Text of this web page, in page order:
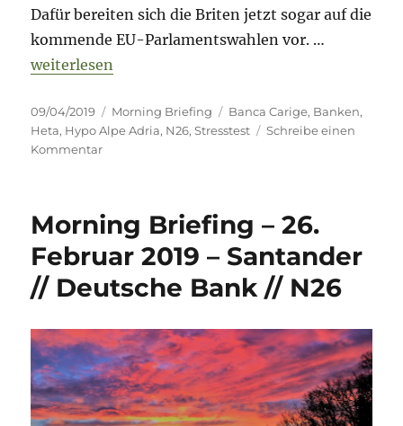
Dafür bereiten sich die Briten jetzt sogar auf die
kommende EU-Parlamentswahlen vor. …
„Morning Briefing 9. April 2019 – Stresstest //
weiterlesen
Veröffentlicht
am
09/04/2019 Kategorien
Morning Briefing Schlagwörter
Banca Carige, Banken,
Heta, Hypo Alpe Adria, N26,Stresstest
Schreibe einen
Kommentarzu
April
2019
–
Stresstest
//
//
N26
Morning Briefing – 26.
Februar 2019 – Santander
// Deutsche Bank // N26